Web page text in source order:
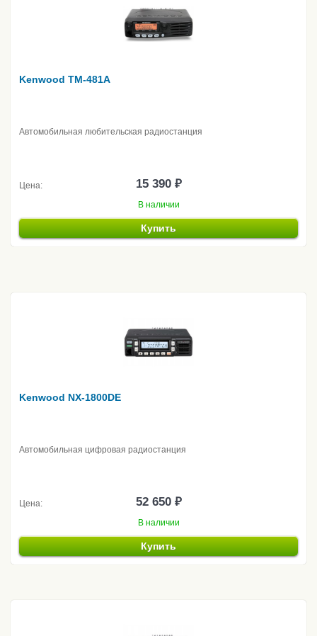
Kenwood TM-481A
Автомобильная любительская радиостанция
Цена: 15 390 ₽
В наличии
Купить
Kenwood NX-1800DE
Автомобильная цифровая радиостанция
Цена: 52 650 ₽
В наличии
Купить